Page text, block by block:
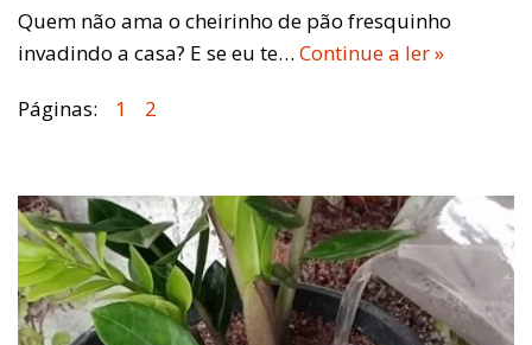
Quem não ama o cheirinho de pão fresquinho
invadindo a casa? E se eu te… Continue a ler »
Páginas: 1 2